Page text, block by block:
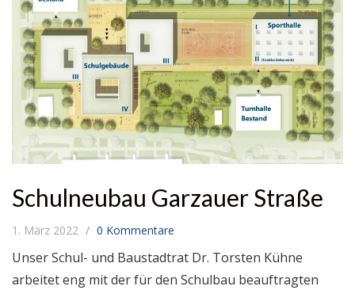
Schulneubau Garzauer Straße
1. März 2022 0 Kommentare
Unser Schul- und Baustadtrat Dr. Torsten Kühne
arbeitet eng mit der für den Schulbau beauftragten